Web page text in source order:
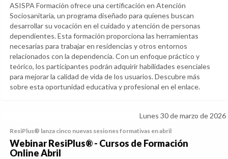
ASISPA Formación ofrece una certificación en Atención
Sociosanitaria, un programa diseñado para quienes buscan
desarrollar su vocación en el cuidado y atención de personas
dependientes. Esta formación proporciona las herramientas
necesarias para trabajar en residencias y otros entornos
relacionados con la dependencia. Con un enfoque práctico y
teórico, los participantes podrán adquirir habilidades esenciales
para mejorar la calidad de vida de los usuarios. Descubre más
sobre esta oportunidad educativa y profesional en el enlace.
Lunes 30 de marzo de 2026
ResiPlus® lanza cinco nuevas sesiones formativas en abril
Webinar ResiPlus® - Cursos de Formación
Online Abril